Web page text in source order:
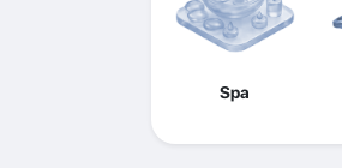
Spa